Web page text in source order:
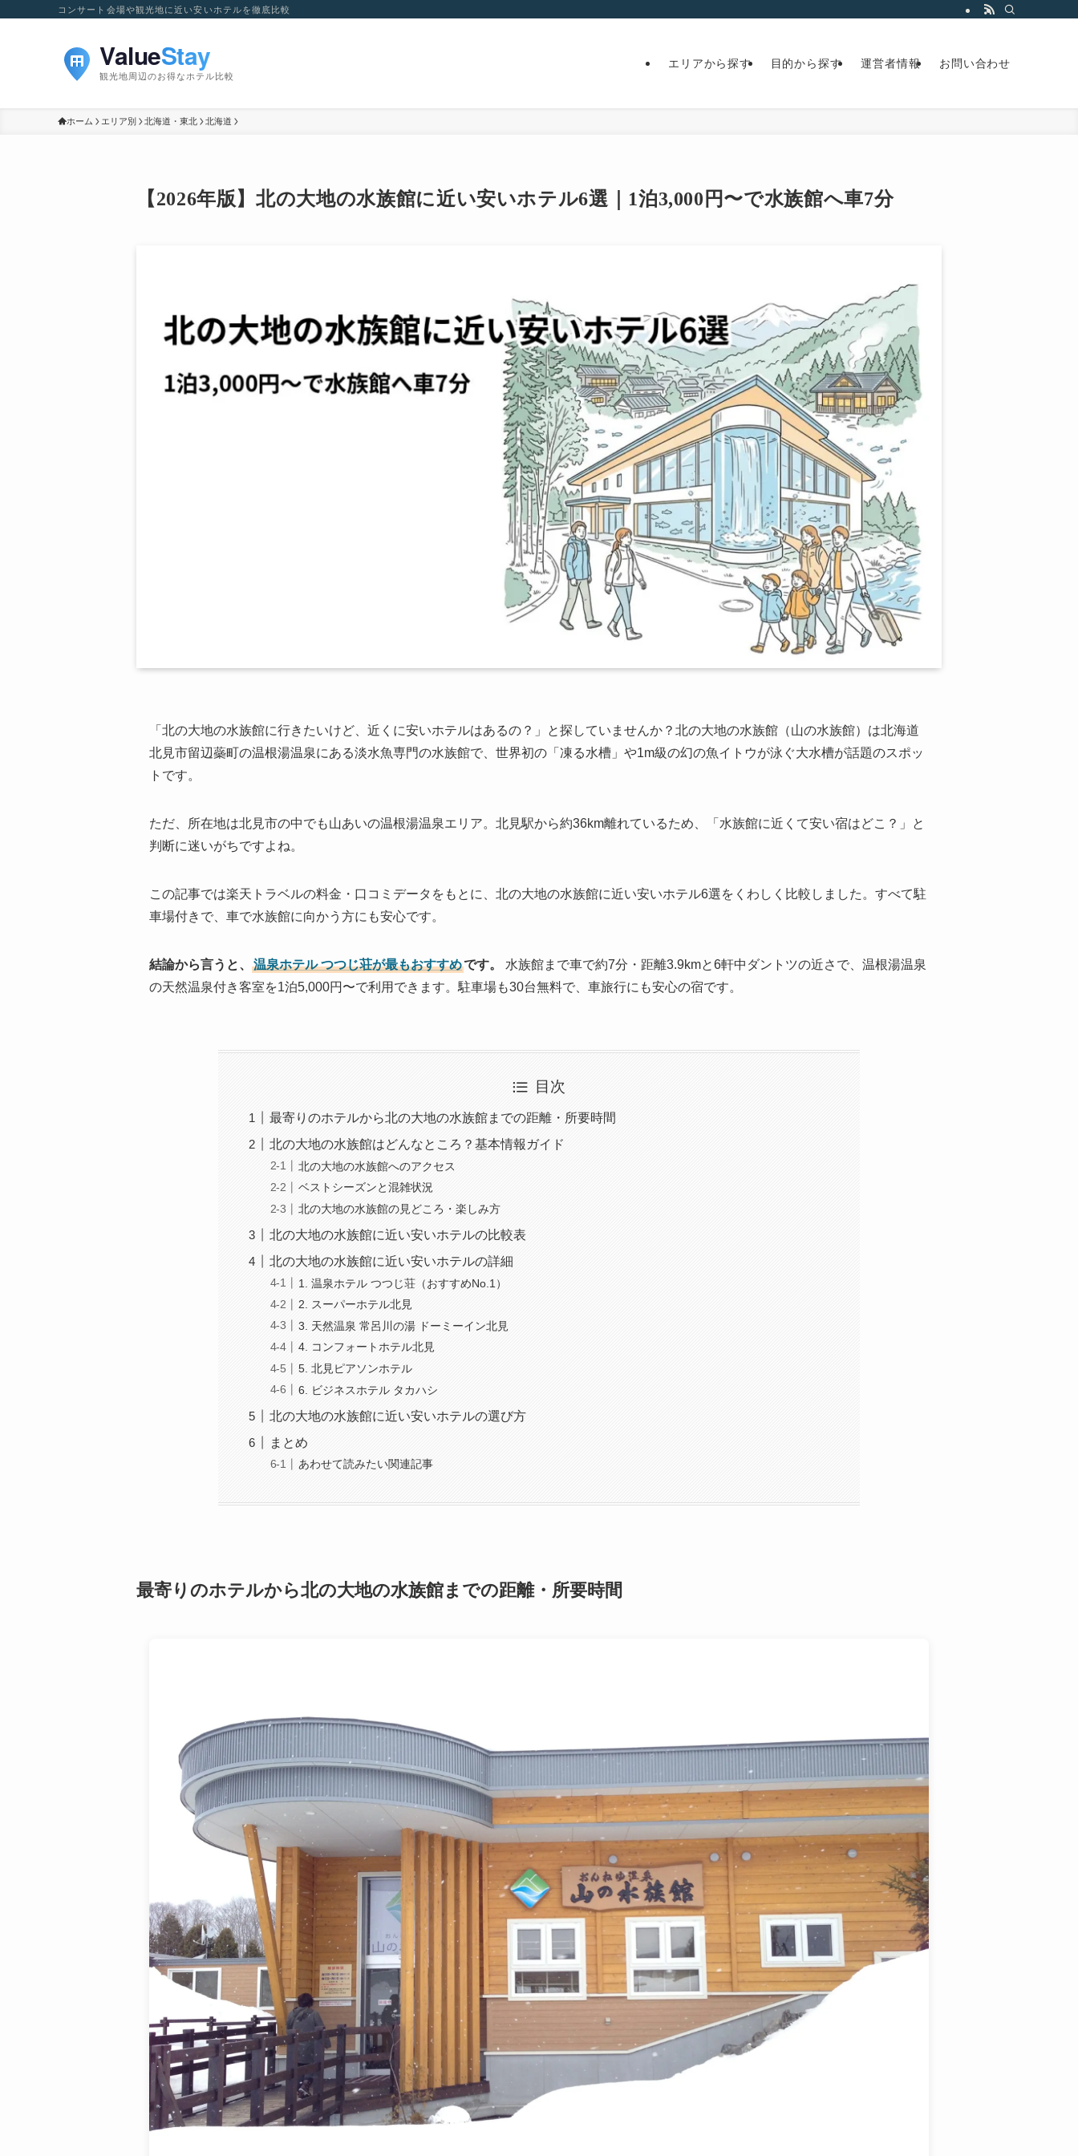
コンサート会場や観光地に近い安いホテルを徹底比較
エリアから探す 目的から探す 運営者情報 お問い合わせ
ホーム エリア別 北海道・東北 北海道
【2026年版】北の大地の水族館に近い安いホテル6選｜1泊3,000円〜で水族館へ車7分
「北の大地の水族館に行きたいけど、近くに安いホテルはあるの？」と探していませんか？北の大地の水族館（山の水族館）は北海道
北見市留辺蘂町の温根湯温泉にある淡水魚専門の水族館で、世界初の「凍る水槽」や1m級の幻の魚イトウが泳ぐ大水槽が話題のスポッ
トです。
ただ、所在地は北見市の中でも山あいの温根湯温泉エリア。北見駅から約36km離れているため、「水族館に近くて安い宿はどこ？」と
判断に迷いがちですよね。
この記事では楽天トラベルの料金・口コミデータをもとに、北の大地の水族館に近い安いホテル6選をくわしく比較しました。すべて駐
車場付きで、車で水族館に向かう方にも安心です。
結論から言うと、 温泉ホテル つつじ荘が最もおすすめです。
水族館まで車で約7分・距離3.9kmと6軒中ダントツの近さで、温根湯温泉
の天然温泉付き客室を1泊5,000円〜で利用できます。駐車場も30台無料で、車旅行にも安心の宿です。
目次
最寄りのホテルから北の大地の水族館までの距離・所要時間
北の大地の水族館はどんなところ？基本情報ガイド
北の大地の水族館へのアクセス
ベストシーズンと混雑状況
北の大地の水族館の見どころ・楽しみ方
北の大地の水族館に近い安いホテルの比較表
北の大地の水族館に近い安いホテルの詳細
1. 温泉ホテル つつじ荘（おすすめNo.1）
2. スーパーホテル北見
3. 天然温泉 常呂川の湯 ドーミーイン北見
4. コンフォートホテル北見
5. 北見ピアソンホテル
6. ビジネスホテル タカハシ
北の大地の水族館に近い安いホテルの選び方
まとめ
あわせて読みたい関連記事
最寄りのホテルから北の大地の水族館までの距離・所要時間